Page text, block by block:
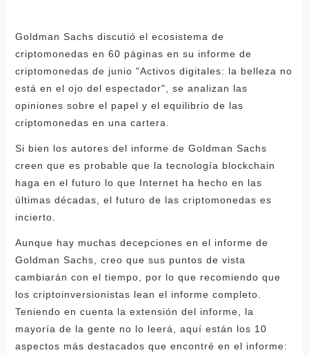
Goldman Sachs discutió el ecosistema de
criptomonedas en 60 páginas en su informe de
criptomonedas de junio "Activos digitales: la belleza no
está en el ojo del espectador", se analizan las
opiniones sobre el papel y el equilibrio de las
criptomonedas en una cartera.
Si bien los autores del informe de Goldman Sachs
creen que es probable que la tecnología blockchain
haga en el futuro lo que Internet ha hecho en las
últimas décadas, el futuro de las criptomonedas es
incierto.
Aunque hay muchas decepciones en el informe de
Goldman Sachs, creo que sus puntos de vista
cambiarán con el tiempo, por lo que recomiendo que
los criptoinversionistas lean el informe completo.
Teniendo en cuenta la extensión del informe, la
mayoría de la gente no lo leerá, aquí están los 10
aspectos más destacados que encontré en el informe: